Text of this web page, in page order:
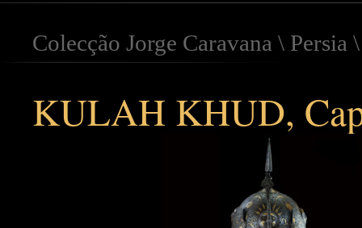
Colecção Jorge Caravana \ Persia
KULAH KHUD,